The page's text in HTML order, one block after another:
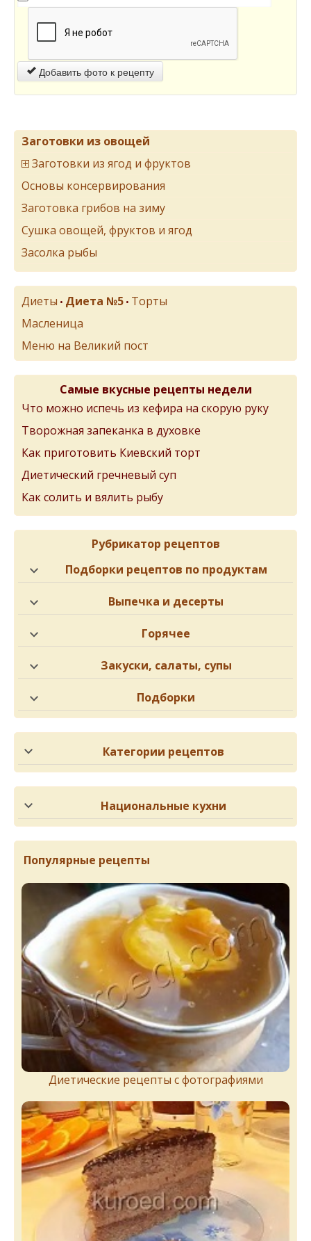
Добавить фото к рецепту
Заготовки из овощей
Заготовки из ягод и фруктов
Основы консервирования
Заготовка грибов на зиму
Сушка овощей, фруктов и ягод
Засолка рыбы
Диеты • Диета №5 • Торты
Масленица
Меню на Великий пост
Самые вкусные рецепты недели
Что можно испечь из кефира на скорую руку
Творожная запеканка в духовке
Как приготовить Киевский торт
Диетический гречневый суп
Как солить и вялить рыбу
Рубрикатор рецептов
Подборки рецептов по продуктам
Выпечка и десерты
Горячее
Закуски, салаты, супы
Подборки
Категории рецептов
Национальные кухни
Популярные рецепты
Диетические рецепты с фотографиями